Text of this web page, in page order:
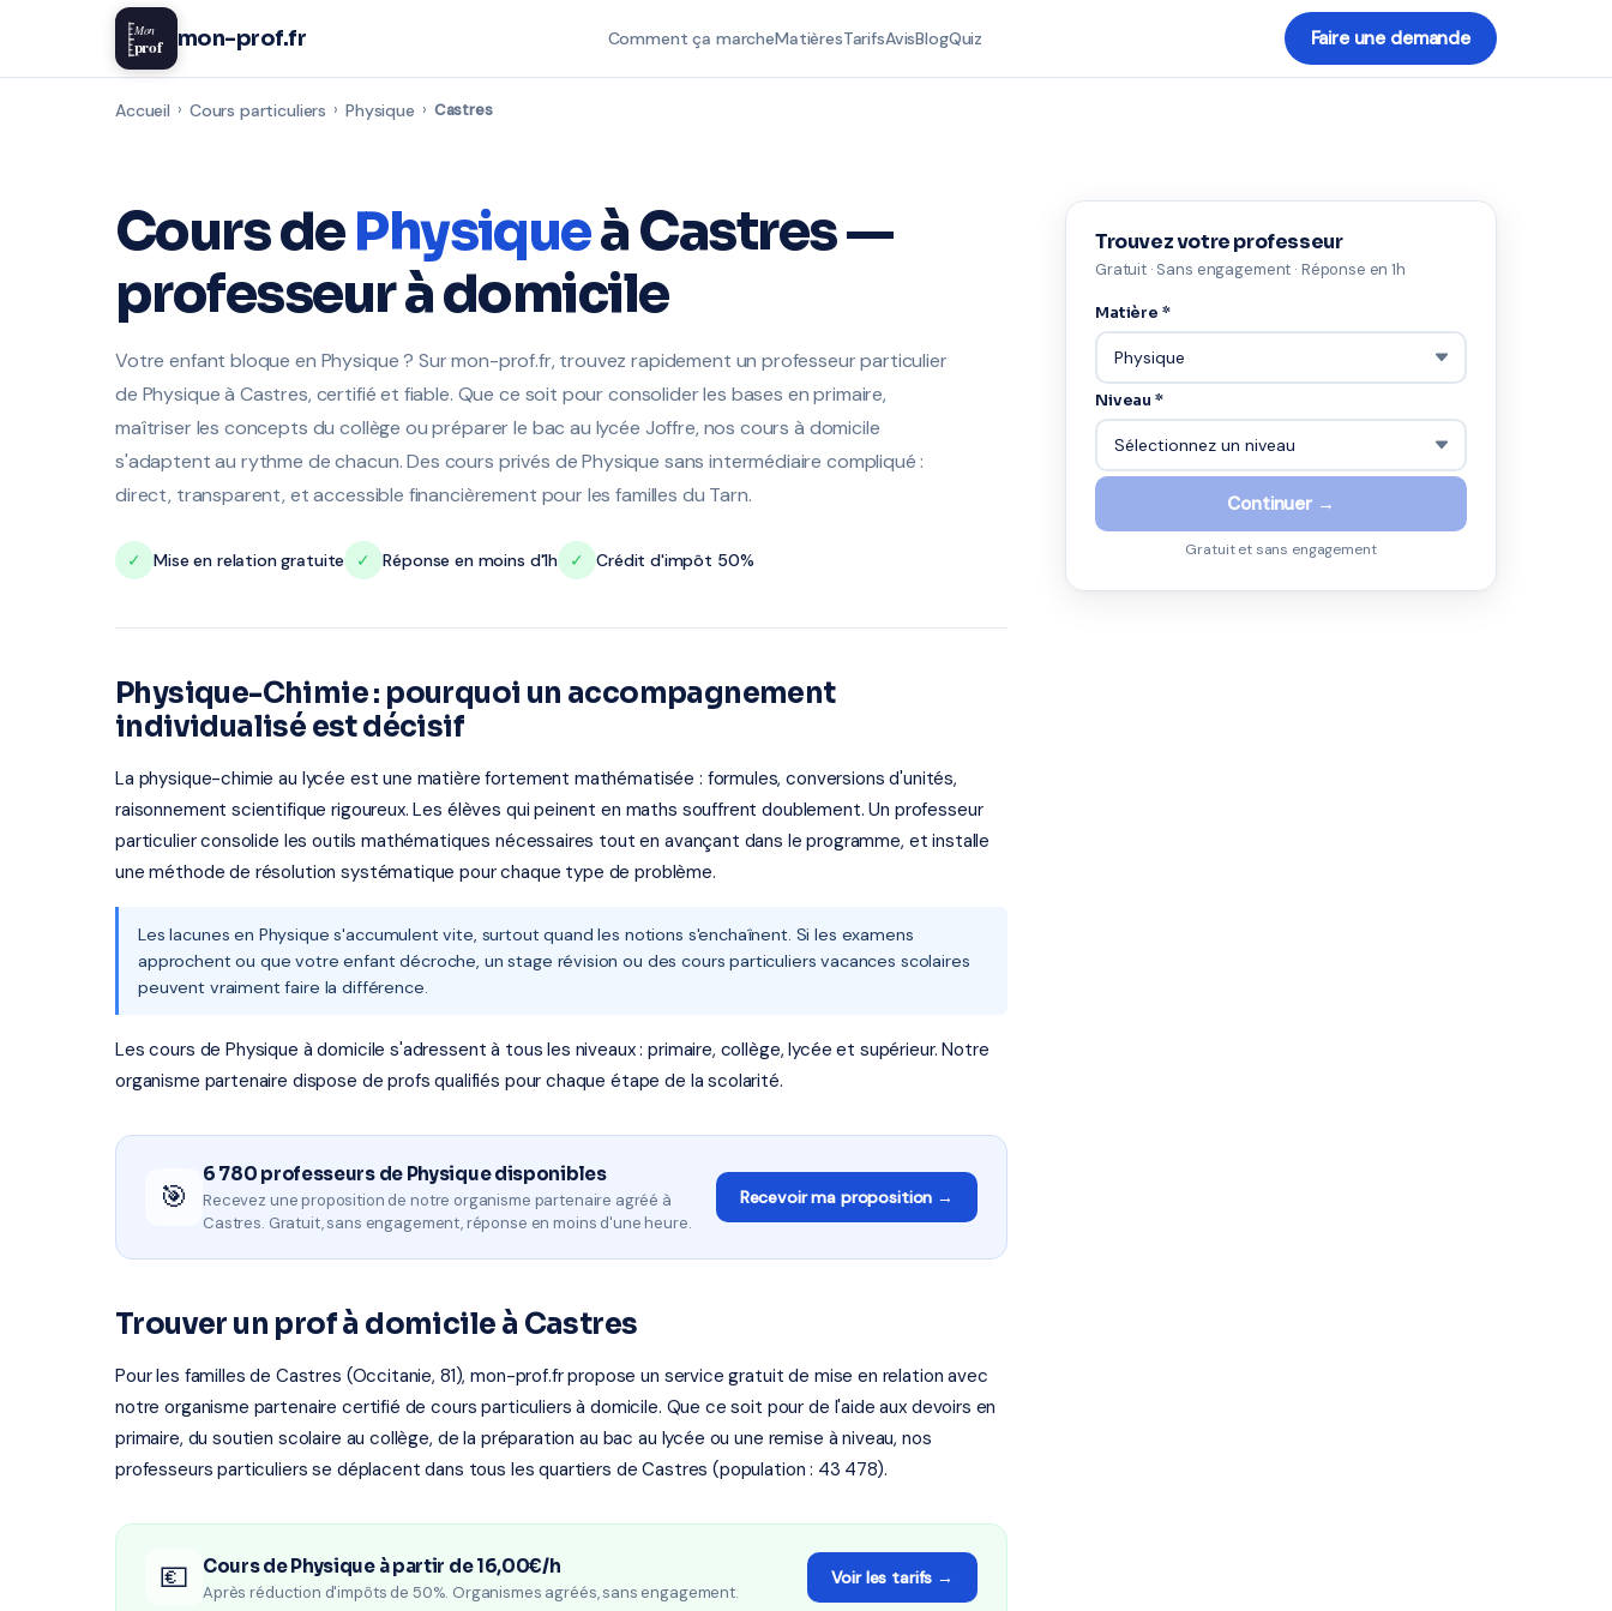
Mon
prof mon-prof.fr Comment ça marcheMatièresTarifsAvisBlogQuiz Faire une demande
Accueil › Cours particuliers › Physique › Castres
Cours dePhysiqueà Castres —
professeur à domicile
Votre enfant bloque en Physique ? Sur mon-prof.fr, trouvez rapidement un professeur particulier
de Physique à Castres, certifié et fiable. Que ce soit pour consolider les bases en primaire,
maîtriser les concepts du collège ou préparer le bac au lycée Joffre, nos cours à domicile
s'adaptent au rythme de chacun. Des cours privés de Physique sans intermédiaire compliqué :
direct, transparent, et accessible financièrement pour les familles du Tarn.
✓ Mise en relation gratuite ✓ Réponse en moins d'1h ✓ Crédit d'impôt 50%
Physique-Chimie : pourquoi un accompagnement
individualisé est décisif
La physique-chimie au lycée est une matière fortement mathématisée : formules, conversions d'unités,
raisonnement scientifique rigoureux. Les élèves qui peinent en maths souffrent doublement. Un professeur
particulier consolide les outils mathématiques nécessaires tout en avançant dans le programme, et installe
une méthode de résolution systématique pour chaque type de problème.
Les lacunes en Physique s'accumulent vite, surtout quand les notions s'enchaînent. Si les examens
approchent ou que votre enfant décroche, un stage révision ou des cours particuliers vacances scolaires
peuvent vraiment faire la différence.
Les cours de Physique à domicile s'adressent à tous les niveaux : primaire, collège, lycée et supérieur. Notre
organisme partenaire dispose de profs qualifiés pour chaque étape de la scolarité.
🎯
6 780 professeurs de Physique disponibles
Recevez une proposition de notre organisme partenaire agréé à
Castres. Gratuit, sans engagement, réponse en moins d'une heure.
Recevoir ma proposition →
Trouver un prof à domicile à Castres
Pour les familles de Castres (Occitanie, 81), mon-prof.fr propose un service gratuit de mise en relation avec
notre organisme partenaire certifié de cours particuliers à domicile. Que ce soit pour de l'aide aux devoirs en
primaire, du soutien scolaire au collège, de la préparation au bac au lycée ou une remise à niveau, nos
professeurs particuliers se déplacent dans tous les quartiers de Castres (population : 43 478).
💶 Cours de Physique à partir de 16,00€/h
Après réduction d'impôts de 50%. Organismes agréés, sans engagement.
Voir les tarifs →
Trouvez votre professeur
Gratuit · Sans engagement · Réponse en 1h
Matière *
Niveau *
Continuer →
Gratuit et sans engagement